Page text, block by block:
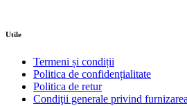
Utile
Termeni și condiții
Politica de confidențialitate
Politica de retur
Condiţii generale privind